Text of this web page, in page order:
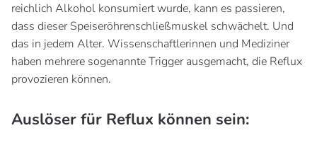
reichlich Alkohol konsumiert wurde, kann es passieren,
dass dieser Speiseröhrenschließmuskel schwächelt. Und
das in jedem Alter. Wissenschaftlerinnen und Mediziner
haben mehrere sogenannte Trigger ausgemacht, die Reflux
provozieren können.
Auslöser für Reflux können sein: